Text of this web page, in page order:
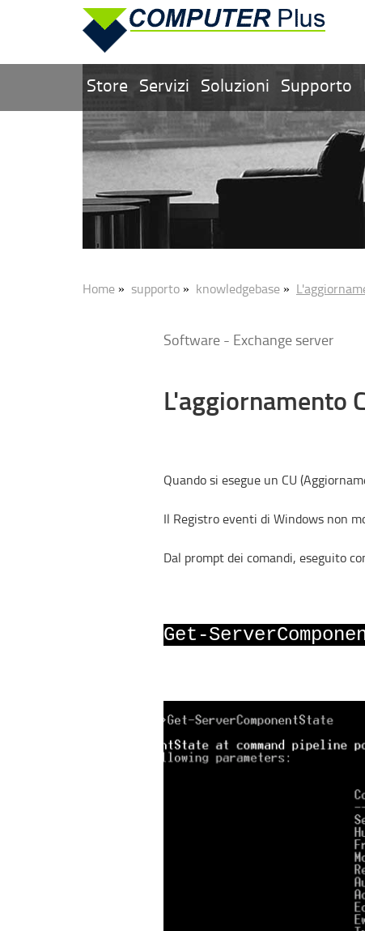
Store Servizi Soluzioni Supporto
Home » supporto » knowledgebase »
Software - Exchange server
L'aggiornamento
Quando si esegue un CU
Il Registro eventi di Windows non
Dal prompt dei comandi, eseguito
Get-